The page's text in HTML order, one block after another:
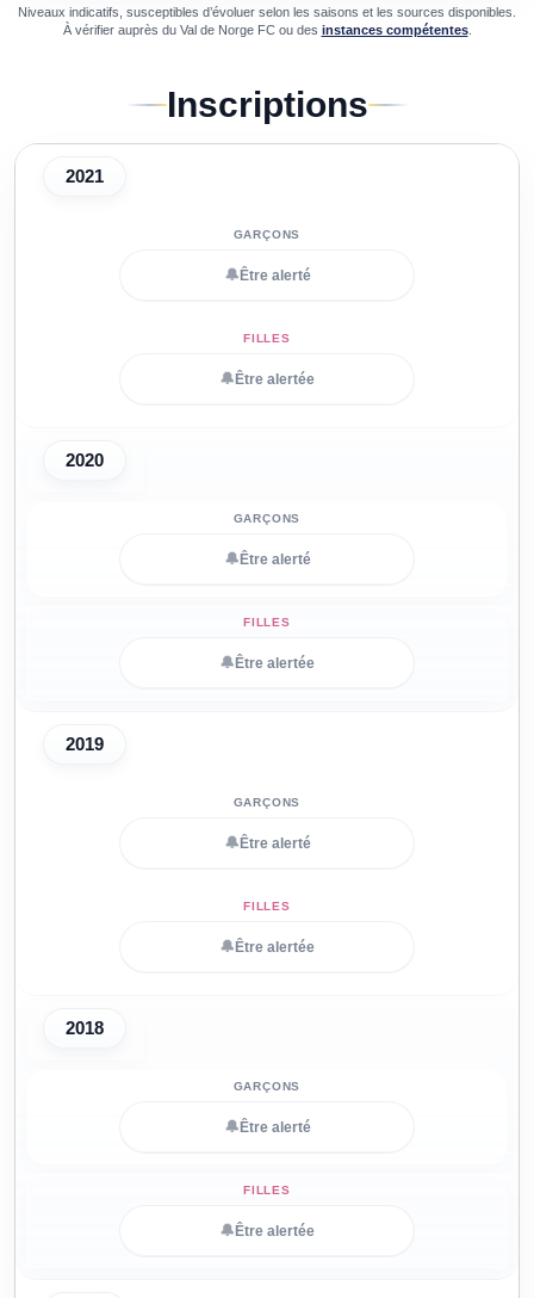
Niveaux indicatifs, susceptibles d’évoluer selon les saisons et les sources disponibles.
À vérifier auprès du Val de Norge FCou des instances compétentes.
Inscriptions
2021
🔔 Être alerté
🔔 Être alertée
2020
🔔 Être alerté
🔔 Être alertée
2019
🔔 Être alerté
🔔 Être alertée
2018
🔔 Être alerté
🔔 Être alertée